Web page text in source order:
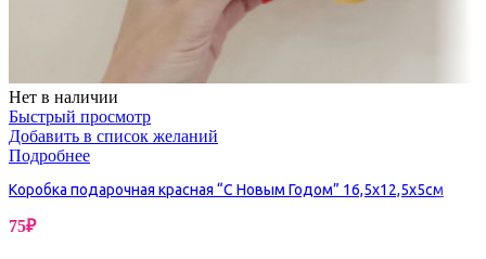
Нет в наличии
Быстрый просмотр
Добавить в список желаний
Подробнее
Коробка подарочная красная “С Новым Годом” 16,5х12,5х5см
75₽